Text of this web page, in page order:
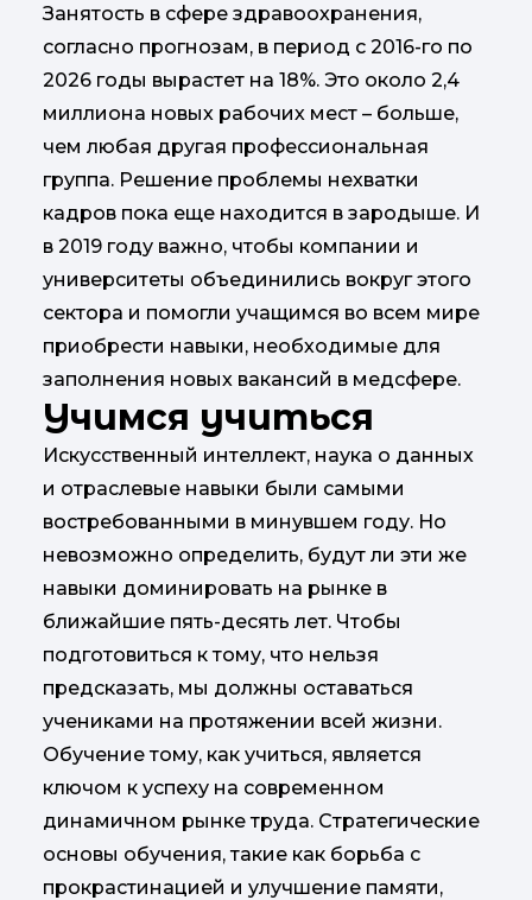
Занятость в сфере здравоохранения,
согласно прогнозам, в период с 2016-го по
2026 годы вырастет на 18%. Это около 2,4
миллиона новых рабочих мест – больше,
чем любая другая профессиональная
группа. Решение проблемы нехватки
кадров пока еще находится в зародыше. И
в 2019 году важно, чтобы компании и
университеты объединились вокруг этого
сектора и помогли учащимся во всем мире
приобрести навыки, необходимые для
заполнения новых вакансий в медсфере.
Учимся учиться
Искусственный интеллект, наука о данных
и отраслевые навыки были самыми
востребованными в минувшем году. Но
невозможно определить, будут ли эти же
навыки доминировать на рынке в
ближайшие пять-десять лет. Чтобы
подготовиться к тому, что нельзя
предсказать, мы должны оставаться
учениками на протяжении всей жизни.
Обучение тому, как учиться, является
ключом к успеху на современном
динамичном рынке труда. Стратегические
основы обучения, такие как борьба с
прокрастинацией и улучшение памяти,